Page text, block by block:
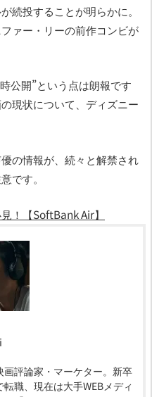
続投することが明らかに。
ァー・リーの前作コンビが
公開”という点は朗報です
現状について、ディズニー
の情報が、続々と解禁され
です。
！【SoftBank Air】
評論家・マーケター。新卒
職、現在は大手WEBメディ